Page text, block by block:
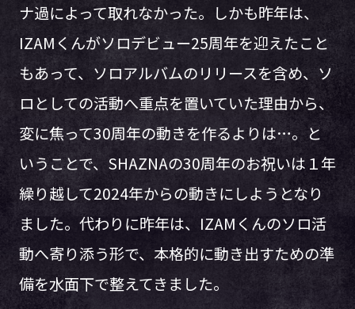
ナ過によって取れなかった。しかも昨年は、
IZAMくんがソロデビュー25周年を迎えたこと
もあって、ソロアルバムのリリースを含め、ソ
ロとしての活動へ重点を置いていた理由から、
変に焦って30周年の動きを作るよりは…。と
いうことで、SHAZNAの30周年のお祝いは１年
繰り越して2024年からの動きにしようとなり
ました。代わりに昨年は、IZAMくんのソロ活
動へ寄り添う形で、本格的に動き出すための準
備を水面下で整えてきました。